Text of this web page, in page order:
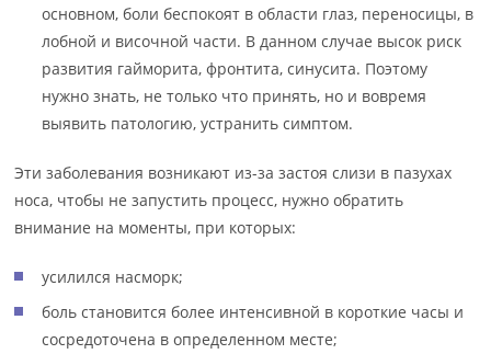
основном, боли беспокоят в области глаз, переносицы, в
лобной и височной части. В данном случае высок риск
развития гайморита, фронтита, синусита. Поэтому
нужно знать, не только что принять, но и вовремя
выявить патологию, устранить симптом.
Эти заболевания возникают из-за застоя слизи в пазухах
носа, чтобы не запустить процесс, нужно обратить
внимание на моменты, при которых:
усилился насморк;
боль становится более интенсивной в короткие часы и
сосредоточена в определенном месте;